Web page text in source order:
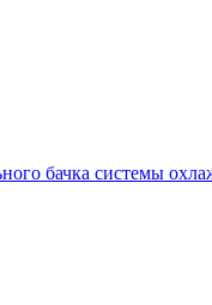
бачка системы